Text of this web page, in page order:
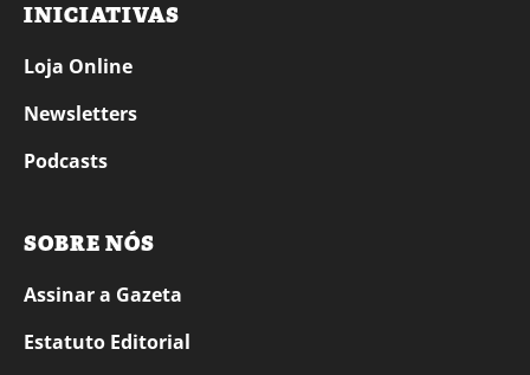
INICIATIVAS
Loja Online
Newsletters
Podcasts
SOBRE NÓS
Assinar a Gazeta
Estatuto Editorial